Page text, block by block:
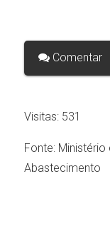
Comentar
Visitas:531
Fonte:Ministério
Abastecimento